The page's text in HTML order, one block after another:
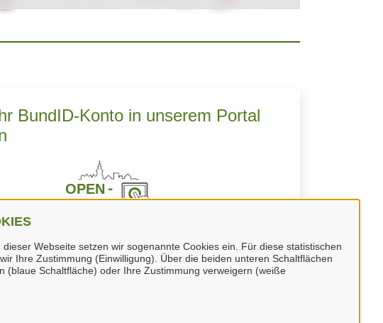
Webseite setzen wir sogenannte Cookies ein. Für diese statistischen
Ihre Zustimmung (Einwilligung). Über die beiden unteren Schaltflächen
(blaue Schaltfläche) oder Ihre Zustimmung verweigern (weiße
BundID-Konto in unserem Portal
dazu einfach auf"BundID-Konto erstellen oder
anmelden".